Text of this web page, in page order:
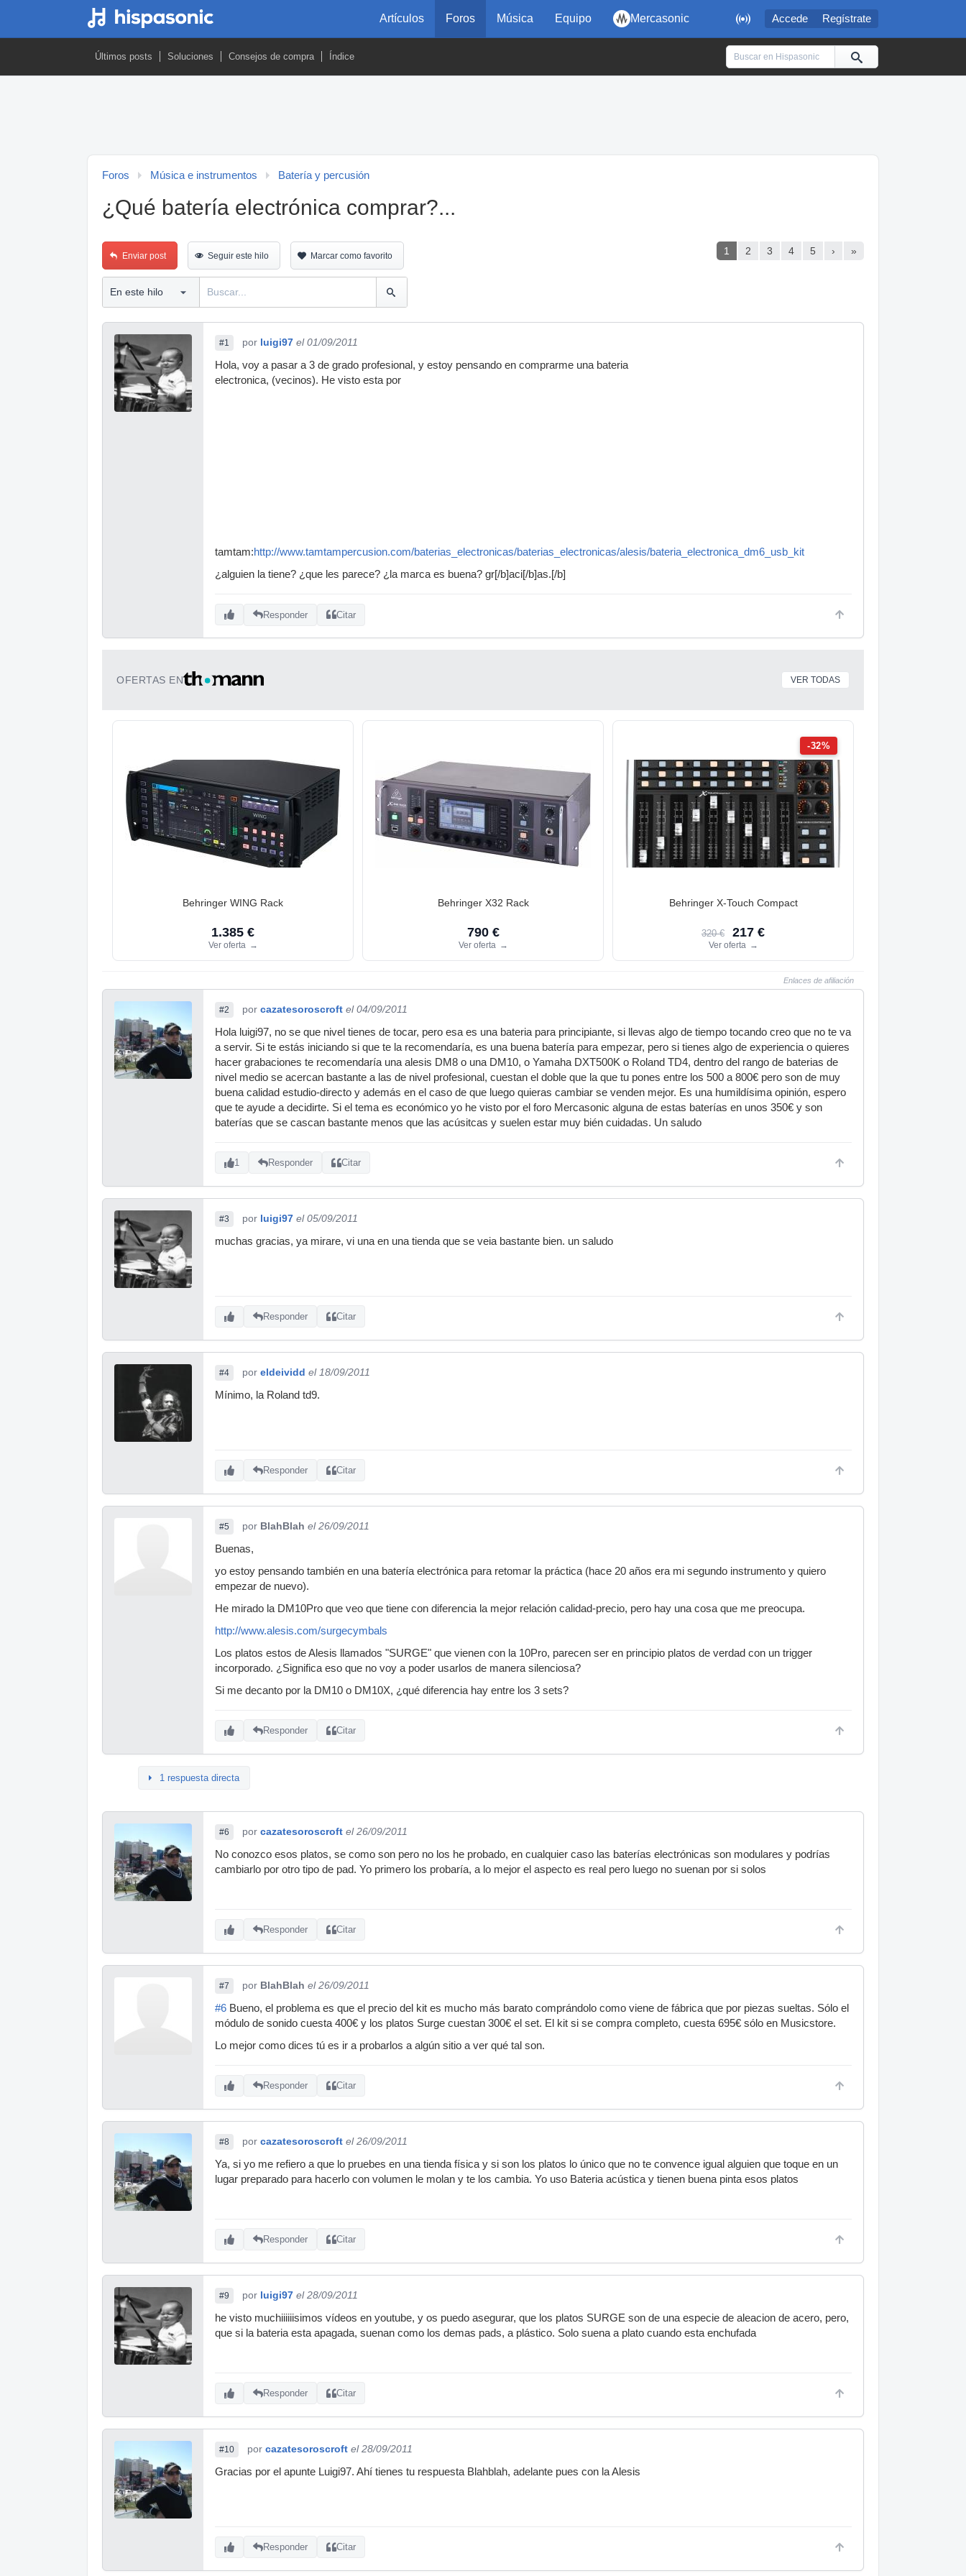
 Accede Regístrate
Artículos Foros Música Equipo Mercasonic
Últimos posts Soluciones Consejos de compra Índice
Foros Música e instrumentos Batería y percusión
¿Qué batería electrónica comprar?...
1 2 3 4 5 › »
Enviar post Seguir este hilo Marcar como favorito
#1 por luigi97 el 01/09/2011
Hola, voy a pasar a 3 de grado profesional, y estoy pensando en comprarme una bateria
electronica, (vecinos). He visto esta por
tamtam:http://www.tamtampercusion.com/baterias_electronicas/baterias_electronicas/alesis/bateria_electronica_dm6_usb_kit
¿alguien la tiene? ¿que les parece? ¿la marca es buena? gr[/b]aci[/b]as.[/b]
Responder Citar
OFERTAS EN VER TODAS
Behringer WING Rack
1.385 €
Ver oferta →
Behringer X32 Rack
790 €
Ver oferta →
-32%
Behringer X-Touch Compact
320 € 217 €
Ver oferta →
Enlaces de afiliación
#2 por cazatesoroscroft el 04/09/2011
Hola luigi97, no se que nivel tienes de tocar, pero esa es una bateria para principiante, si llevas algo de tiempo tocando creo que no te va
a servir. Si te estás iniciando si que te la recomendaría, es una buena batería para empezar, pero si tienes algo de experiencia o quieres
hacer grabaciones te recomendaría una alesis DM8 o una DM10, o Yamaha DXT500K o Roland TD4, dentro del rango de baterias de
nivel medio se acercan bastante a las de nivel profesional, cuestan el doble que la que tu pones entre los 500 a 800€ pero son de muy
buena calidad estudio-directo y además en el caso de que luego quieras cambiar se venden mejor. Es una humildísima opinión, espero
que te ayude a decidirte. Si el tema es económico yo he visto por el foro Mercasonic alguna de estas baterías en unos 350€ y son
baterías que se cascan bastante menos que las acúsitcas y suelen estar muy bién cuidadas. Un saludo
1 Responder Citar
#3 por luigi97 el 05/09/2011
muchas gracias, ya mirare, vi una en una tienda que se veia bastante bien. un saludo
Responder Citar
#4 por eldeividd el 18/09/2011
Mínimo, la Roland td9.
Responder Citar
#5 por BlahBlah el 26/09/2011
Buenas,
yo estoy pensando también en una batería electrónica para retomar la práctica (hace 20 años era mi segundo instrumento y quiero
empezar de nuevo).
He mirado la DM10Pro que veo que tiene con diferencia la mejor relación calidad-precio, pero hay una cosa que me preocupa.
http://www.alesis.com/surgecymbals
Los platos estos de Alesis llamados "SURGE" que vienen con la 10Pro, parecen ser en principio platos de verdad con un trigger
incorporado. ¿Significa eso que no voy a poder usarlos de manera silenciosa?
Si me decanto por la DM10 o DM10X, ¿qué diferencia hay entre los 3 sets?
Responder Citar
1 respuesta directa
#6 por cazatesoroscroft el 26/09/2011
No conozco esos platos, se como son pero no los he probado, en cualquier caso las baterías electrónicas son modulares y podrías
cambiarlo por otro tipo de pad. Yo primero los probaría, a lo mejor el aspecto es real pero luego no suenan por si solos
Responder Citar
#7 por BlahBlah el 26/09/2011
#6 Bueno, el problema es que el precio del kit es mucho más barato comprándolo como viene de fábrica que por piezas sueltas. Sólo el
módulo de sonido cuesta 400€ y los platos Surge cuestan 300€ el set. El kit si se compra completo, cuesta 695€ sólo en Musicstore.
Lo mejor como dices tú es ir a probarlos a algún sitio a ver qué tal son.
Responder Citar
#8 por cazatesoroscroft el 26/09/2011
Ya, si yo me refiero a que lo pruebes en una tienda física y si son los platos lo único que no te convence igual alguien que toque en un
lugar preparado para hacerlo con volumen le molan y te los cambia. Yo uso Bateria acústica y tienen buena pinta esos platos
Responder Citar
#9 por luigi97 el 28/09/2011
he visto muchiiiiiisimos vídeos en youtube, y os puedo asegurar, que los platos SURGE son de una especie de aleacion de acero, pero,
que si la bateria esta apagada, suenan como los demas pads, a plástico. Solo suena a plato cuando esta enchufada
Responder Citar
#10 por cazatesoroscroft el 28/09/2011
Gracias por el apunte Luigi97. Ahí tienes tu respuesta Blahblah, adelante pues con la Alesis
Responder Citar